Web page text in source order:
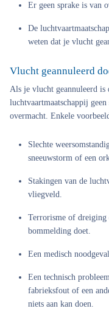
Er geen sprake is van
De
weten dat je vlucht
Vlucht geannuleerd
Als je vlucht geannuleerd is
luchtvaartmaatschappij
overmacht. Enkele
Slechte
sneeuwstorm of een
Stakingen van de
vliegveld.
Terrorisme of dreiging
bommelding doet.
Een medisch
Een technisch
fabrieksfout of een
niets aan kan doen.